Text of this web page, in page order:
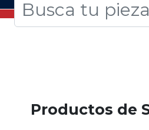
Productos de